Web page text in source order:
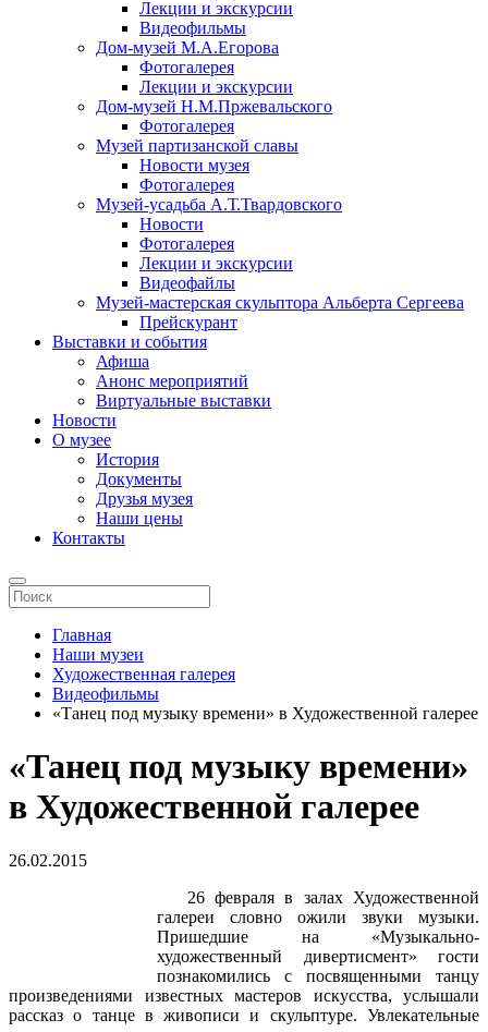
Лекции и экскурсии
Видеофильмы
Дом-музей М.А.Егорова
Фотогалерея
Лекции и экскурсии
Дом-музей Н.М.Пржевальского
Фотогалерея
Музей партизанской славы
Новости музея
Фотогалерея
Музей-усадьба А.Т.Твардовского
Новости
Фотогалерея
Лекции и экскурсии
Видеофайлы
Музей-мастерская скульптора Альберта Сергеева
Прейскурант
Выставки и события
Афиша
Анонс мероприятий
Виртуальные выставки
Новости
О музее
История
Документы
Друзья музея
Наши цены
Контакты
Главная
Наши музеи
Художественная галерея
Видеофильмы
«Танец под музыку времени» в Художественной галерее
«Танец под музыку времени»
в Художественной галерее
26.02.2015
26 февраля в залах Художественной
галереи словно ожили звуки музыки.
Пришедшие на «Музыкально-
художественный дивертисмент» гости
познакомились с посвященными танцу
произведениями известных мастеров искусства, услышали
рассказ о танце в живописи и скульптуре. Увлекательные